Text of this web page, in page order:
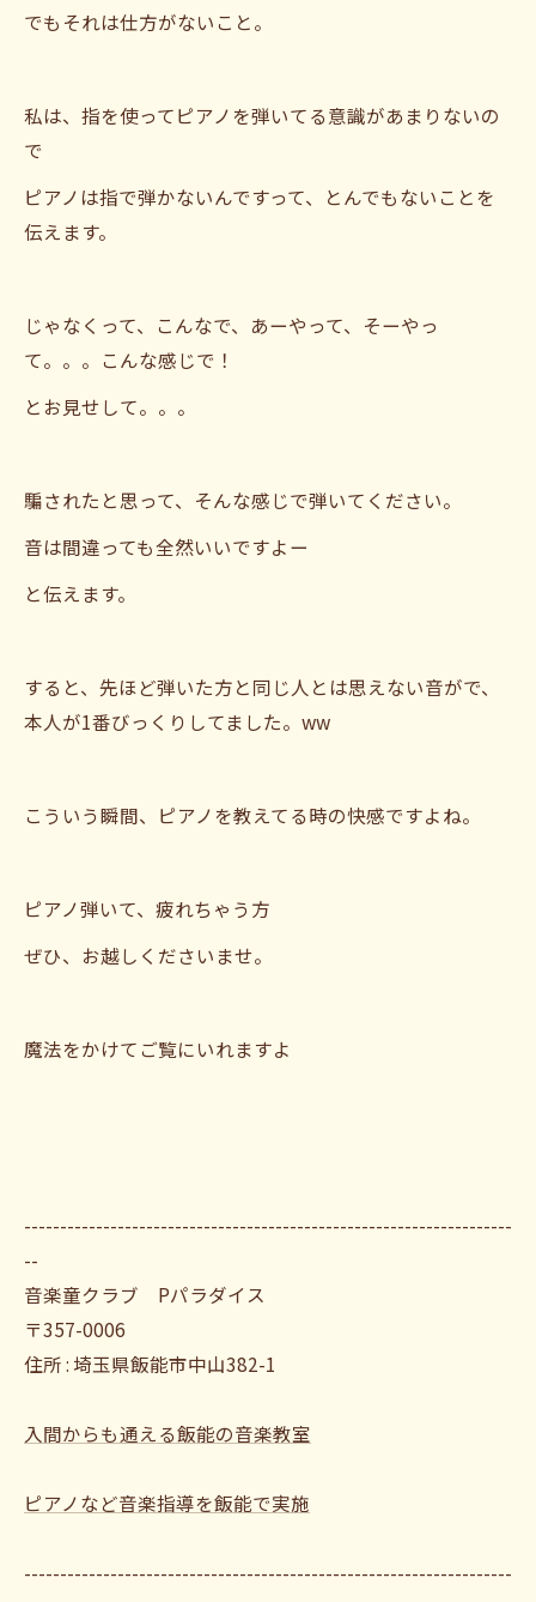
でもそれは仕方がないこと。
私は、指を使ってピアノを弾いてる意識があまりないの
で
ピアノは指で弾かないんですって、とんでもないことを
伝えます。
じゃなくって、こんなで、あーやって、そーやっ
て。。。こんな感じで！
とお見せして。。。
騙されたと思って、そんな感じで弾いてください。
音は間違っても全然いいですよー
と伝えます。
すると、先ほど弾いた方と同じ人とは思えない音がで、
本人が1番びっくりしてました。ww
こういう瞬間、ピアノを教えてる時の快感ですよね。
ピアノ弾いて、疲れちゃう方
ぜひ、お越しくださいませ。
魔法をかけてご覧にいれますよ
--------------------------------------------------------------------
--
音楽童クラブ Pパラダイス
〒357-0006
住所 : 埼玉県飯能市中山382-1
入間からも通える飯能の音楽教室
ピアノなど音楽指導を飯能で実施
--------------------------------------------------------------------